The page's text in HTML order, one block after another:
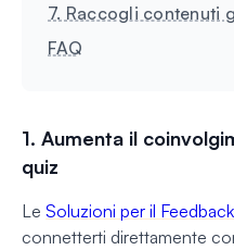
7. Raccogli contenuti
FAQ
1. Aumenta il
quiz
Le Soluzioni per il Feedback
connetterti direttamente